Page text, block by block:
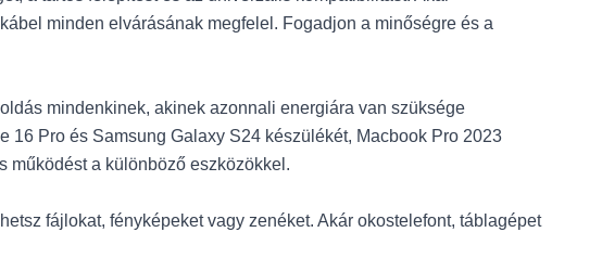
minden elvárásának megfelel. Fogadjon a minőségre és a
mindenkinek, akinek azonnali energiára van szüksége
16 Pro és Samsung Galaxy S24 készülékét, Macbook Pro 2023
működést a különböző eszközökkel.
fájlokat, fényképeket vagy zenéket. Akár okostelefont, táblagépet